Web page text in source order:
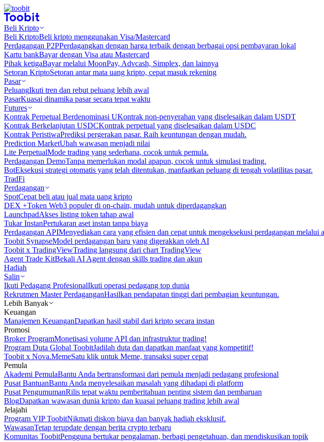
Beli Kripto
Beli KriptoBeli kripto menggunakan Visa/Mastercard
Perdagangan P2PPerdagangkan dengan harga terbaik dengan berbagai opsi pembayaran lokal
Kartu bankBayar dengan Visa atau Mastercard
Pihak ketigaBayar melalui MoonPay, Advcash, Simplex, dan lainnya
Setoran KriptoSetoran antar mata uang kripto, cepat masuk rekening
Pasar
PeluangIkuti tren dan rebut peluang lebih awal
PasarKuasai dinamika pasar secara tepat waktu
Futures
Kontrak Perpetual Berdenominasi UKontrak non-penyerahan yang diselesaikan dalam USDT
Kontrak Berkelanjutan USDCKontrak perpetual yang diselesaikan dalam USDC
Kontrak PeristiwaPrediksi pergerakan pasar. Raih keuntungan dengan mudah.
Prediction MarketUbah wawasan menjadi nilai
Lite PerpetualMode trading yang sederhana, cocok untuk pemula.
Perdagangan DemoTanpa memerlukan modal apapun, cocok untuk simulasi trading.
BotEksekusi strategi otomatis yang telah ditentukan, manfaatkan peluang di tengah volatilitas pasar.
TradFi
Perdagangan
SpotCepat beli atau jual mata uang kripto
DEX +Token Web3 populer di on-chain, mudah untuk diperdagangkan
LaunchpadAkses listing token tahap awal
Tukar InstanPertukaran aset instan tanpa biaya
Perdagangan APIMenyediakan cara yang efisien dan cepat untuk mengeksekusi perdagangan melalui
Toobit SynapseModel perdagangan baru yang digerakkan oleh AI
Toobit x TradingViewTrading langsung dari chart TradingView
Agent Trade KitBekali AI Agent dengan skills trading dan akun
Hadiah
Salin
Ikuti Pedagang ProfesionalIkuti operasi pedagang top dunia
Rekrutmen Master PerdaganganHasilkan pendapatan tinggi dari pembagian keuntungan.
Lebih Banyak
Keuangan
Manajemen KeuanganDapatkan hasil stabil dari kripto secara instan
Promosi
Broker ProgramMonetisasi volume API dan infrastruktur trading!
Program Duta Global ToobitJadilah duta dan dapatkan manfaat yang kompetitif!
Toobit x Nova.MemeSatu klik untuk Meme, transaksi super cepat
Pemula
Akademi PemulaBantu Anda bertransformasi dari pemula menjadi pedagang profesional
Pusat BantuanBantu Anda menyelesaikan masalah yang dihadapi di platform
Pusat PengumumanRilis tepat waktu pemberitahuan penting sistem dan pembaruan
BlogDapatkan wawasan dunia kripto dan kuasai peluang trading lebih awal
Jelajahi
Program VIP ToobitNikmati diskon biaya dan banyak hadiah eksklusif.
WawasanTetap terupdate dengan berita crypto terbaru
Komunitas ToobitPengguna bertukar pengalaman, berbagi pengetahuan, dan mendiskusikan topik